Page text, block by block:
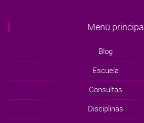
Menú principal
Blog
Escuela
Consultas
Disciplinas